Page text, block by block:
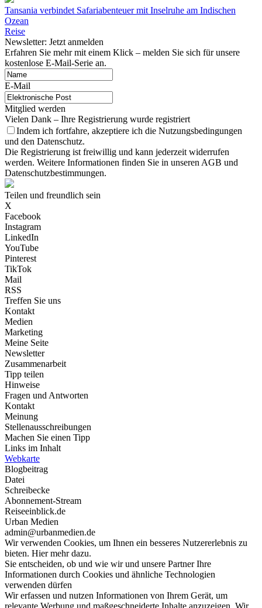
Tansania verbindet Safariabenteuer mit Inselruhe am Indischen
Ozean
Reise
Newsletter: Jetzt anmelden
Erfahren Sie mehr mit einem Klick – melden Sie sich für unsere
kostenlose E-Mail-Serie an.
E-Mail
Mitglied werden
Vielen Dank – Ihre Registrierung wurde registriert
Indem ich fortfahre, akzeptiere ich die Nutzungsbedingungen
und den Datenschutz.
Die Registrierung ist freiwillig und kann jederzeit widerrufen
werden. Weitere Informationen finden Sie in unseren AGB und
Datenschutzbestimmungen.
Teilen und freundlich sein
X
Facebook
Instagram
LinkedIn
YouTube
Pinterest
TikTok
Mail
RSS
Treffen Sie uns
Kontakt
Medien
Marketing
Meine Seite
Newsletter
Zusammenarbeit
Tipp teilen
Hinweise
Fragen und Antworten
Kontakt
Meinung
Stellenausschreibungen
Machen Sie einen Tipp
Links im Inhalt
Webkarte
Blogbeitrag
Datei
Schreibecke
Abonnement-Stream
Reiseeinblick.de
Urban Medien
admin@urbanmedien.de
Wir verwenden Cookies, um Ihnen ein besseres Nutzererlebnis zu
bieten. Hier mehr dazu.
Sie entscheiden, ob und wie wir und unsere Partner Ihre
Informationen durch Cookies und ähnliche Technologien
verwenden dürfen
Wir erfassen und nutzen Informationen von Ihrem Gerät, um